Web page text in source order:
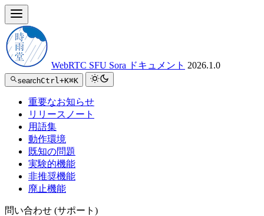
WebRTC SFU Sora ドキュメント 2026.1.0
searchCtrl+K⌘K
重要なお知らせ
リリースノート
用語集
動作環境
既知の問題
実験的機能
非推奨機能
廃止機能
問い合わせ (サポート)